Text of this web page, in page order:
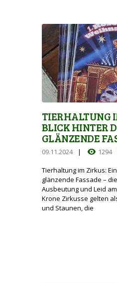
TIERHALTUNG
BLICK HINTER
GLÄNZENDE
09.11.2024 1294
Tierhaltung im Zirkus:
glänzende Fassade –
Ausbeutung und Leid
Krone Zirkusse gelten
und Staunen, die